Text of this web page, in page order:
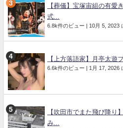
【葬儀】宝塚宙組の有愛
式...
6.8k件のビュー | 10月 5, 2023
【上方落語家】月亭太遊
6.6k件のビュー | 1月 17, 2026
【吹田市でまた飛び降り
み...